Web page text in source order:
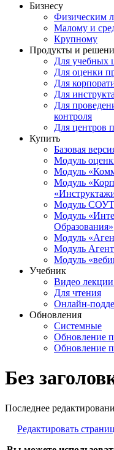
Бизнесу
Физическим
Малому и
Крупному
Продукты и
Для учебных
Для оценки
Для
Для
Для
контроля
Для центров
Купить
Базовая
Модуль
Модуль
Модуль
Модуль СОУТ
Модуль
Образования»
Модуль
Модуль
Модуль
Учебник
Видео
Для чтения
Онлайн-
Обновления
Системные
Обновление
Обновление
Без
Последнее
Редактировать